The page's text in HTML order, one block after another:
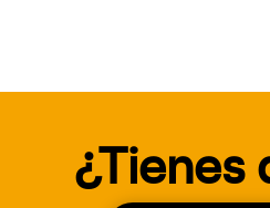
¿Tienes